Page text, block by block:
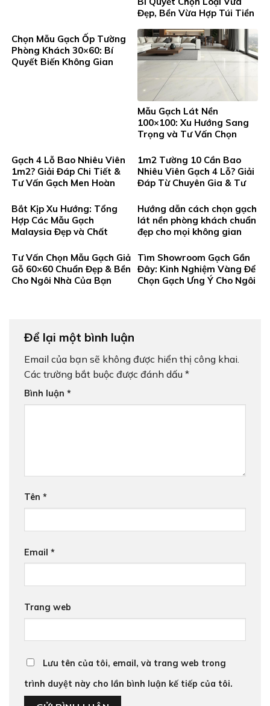
Đẹp, Bền Vừa Hợp Túi Tiền
Chọn Mẫu Gạch Ốp Tường
Phòng Khách 30×60: Bí
Quyết Biến Không Gian
Mẫu Gạch Lát Nền
100×100: Xu Hướng Sang
Trọng và Tư Vấn Chọn
Cấp
Gạch 4 Lỗ Bao Nhiêu Viên
1m2? Giải Đáp Chi Tiết &
Tư Vấn Gạch Men Hoàn
1m2 Tường 10 Cần Bao
Nhiêu Viên Gạch 4 Lỗ? Giải
Đáp Từ Chuyên Gia & Tư
Thiện Tại Gạch Men Thanh
Tung
Bắt Kịp Xu Hướng: Tổng
Hợp Các Mẫu Gạch
Malaysia Đẹp và Chất
Thanh Tung
Hướng dẫn cách chọn gạch
lát nền phòng khách chuẩn
đẹp cho mọi không gian
Tư Vấn Chọn Mẫu Gạch Giả
Gỗ 60×60 Chuẩn Đẹp & Bền
Cho Ngôi Nhà Của Bạn
Tìm Showroom Gạch Gần
Đây: Kinh Nghiệm Vàng Để
Chọn Gạch Ưng Ý Cho Ngôi
Để lại một bình luận
Email của bạn sẽ không được hiển thị công khai.
Các trường bắt buộc được đánh dấu *
Bình luận *
Tên *
Email *
Trang web
Lưu tên của tôi, email, và trang web trong
trình duyệt này cho lần bình luận kế tiếp của tôi.